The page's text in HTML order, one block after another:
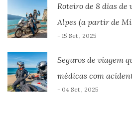
Roteiro de 8 dias de
Alpes (a partir de
- 15 Set , 2025
Seguros de viagem
médicas com
- 04 Set , 2025